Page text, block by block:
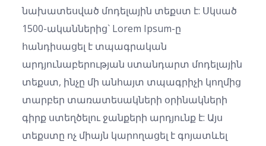
նախատեսված մոդելային տեքստ է: Սկսած
1500-ականներից` Lorem Ipsum-ը
հանդիսացել է տպագրական
արդյունաբերության ստանդարտ մոդելային
տեքստ, ինչը մի անհայտ տպագրիչի կողմից
տարբեր տառատեսակների օրինակների
գիրք ստեղծելու ջանքերի արդյունք է: Այս
տեքստը ոչ միայն կարողացել է գոյատևել